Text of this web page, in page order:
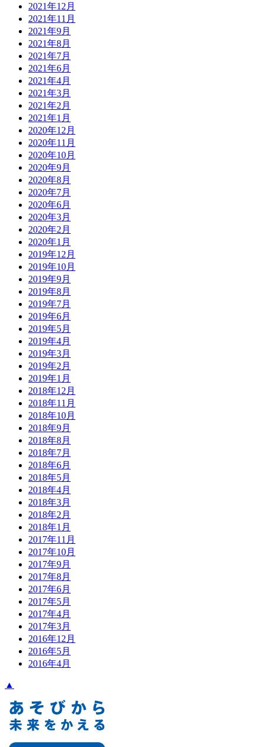
2021年12月
2021年11月
2021年9月
2021年8月
2021年7月
2021年6月
2021年4月
2021年3月
2021年2月
2021年1月
2020年12月
2020年11月
2020年10月
2020年9月
2020年8月
2020年7月
2020年6月
2020年3月
2020年2月
2020年1月
2019年12月
2019年10月
2019年9月
2019年8月
2019年7月
2019年6月
2019年5月
2019年4月
2019年3月
2019年2月
2019年1月
2018年12月
2018年11月
2018年10月
2018年9月
2018年8月
2018年7月
2018年6月
2018年5月
2018年4月
2018年3月
2018年2月
2018年1月
2017年11月
2017年10月
2017年9月
2017年8月
2017年6月
2017年5月
2017年4月
2017年3月
2016年12月
2016年5月
2016年4月
▲